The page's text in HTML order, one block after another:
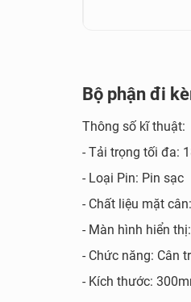
Bộ phận đi
Thông số kĩ thuật:
- Tải trọng tối đa:
- Loại Pin: Pin sạc
- Chất liệu mặt
- Màn hình hiển
- Chức năng: Cân
- Kích thước: